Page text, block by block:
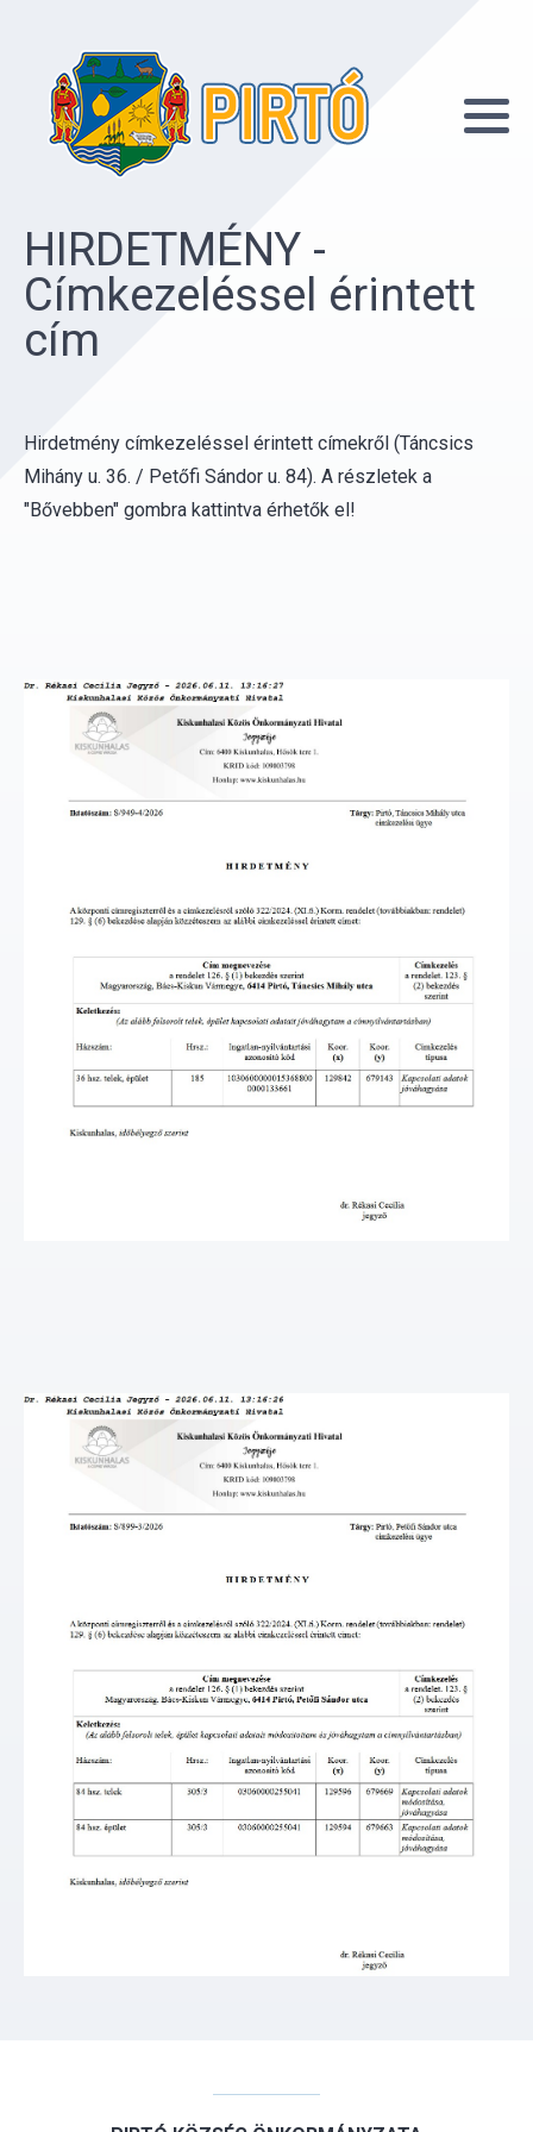
HIRDETMÉNY -
Címkezeléssel érintett
cím
Hirdetmény címkezeléssel érintett címekről (Táncsics
Mihány u. 36. / Petőfi Sándor u. 84). A részletek a
"Bővebben" gombra kattintva érhetők el!